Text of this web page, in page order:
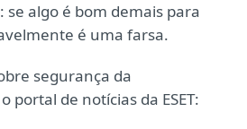
algo é bom demais para
é uma farsa.
segurança da
portal de notícias da ESET: